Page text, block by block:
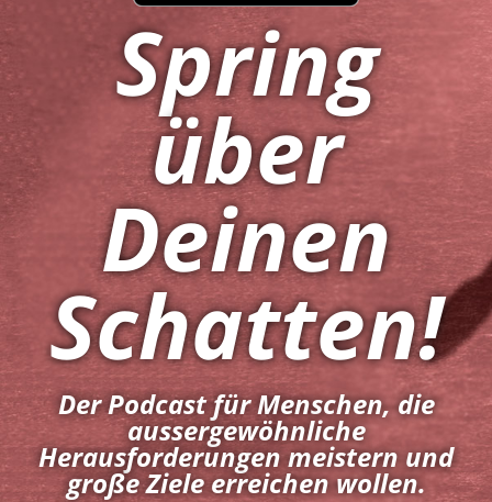
Spring
über
Deinen
Schatten!
Der Podcast für Menschen, die
aussergewöhnliche
Herausforderungen meistern und
große Ziele erreichen wollen.